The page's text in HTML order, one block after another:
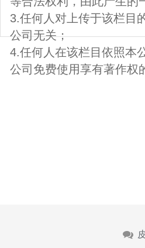
3.任何人对上传于该栏目
公司无关；
4.任何人在该栏目依照本
公司免费使用享有著作权